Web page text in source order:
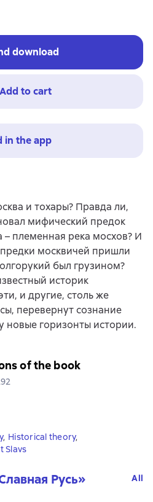
download
Add to cart
in the app
и тохары? Правда ли,
мифический предок
племенная река мосхов? И
москвичей пришли
был грузином?
историк
и другие, столь же
перевернут сознание
новые горизонты истории.
of the book
, Historical theory,
Slavs
Русь» All